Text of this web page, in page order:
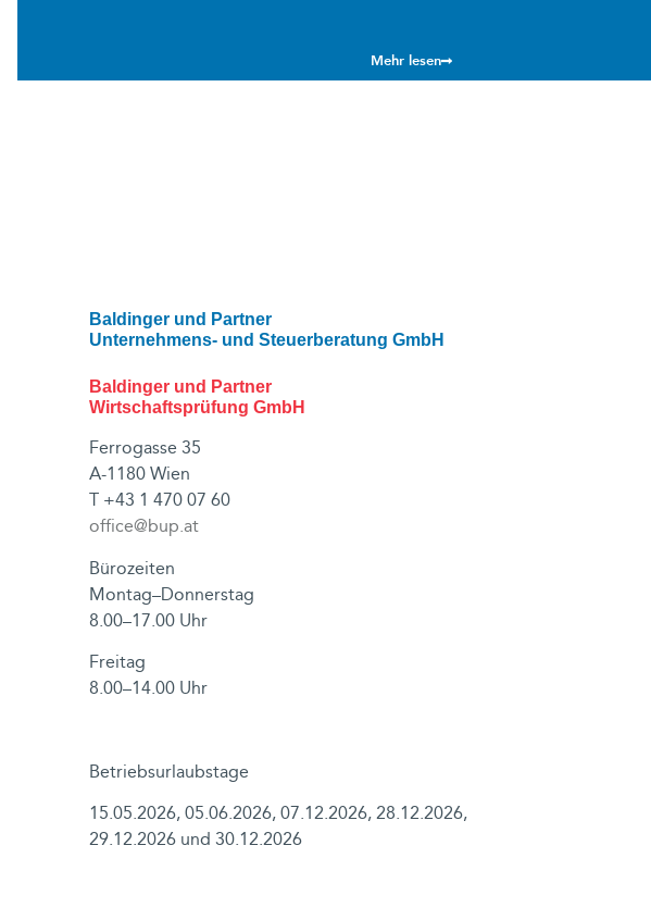
Mehr lesen
Baldinger und Partner
Unternehmens- und Steuerberatung GmbH
Baldinger und Partner
Wirtschaftsprüfung GmbH
Ferrogasse 35
A-1180 Wien
T +43 1 470 07 60
office@bup.at
Bürozeiten
Montag–Donnerstag
8.00–17.00 Uhr
Freitag
8.00–14.00 Uhr
Betriebsurlaubstage
15.05.2026, 05.06.2026, 07.12.2026, 28.12.2026,
29.12.2026 und 30.12.2026